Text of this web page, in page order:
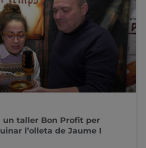
un taller Bon Profit per
l’olleta de Jaume I